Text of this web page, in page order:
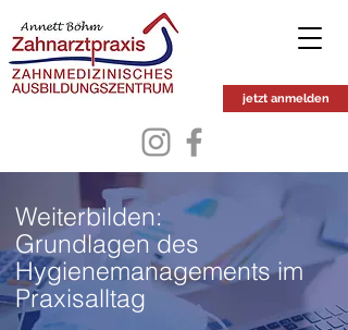
jetzt anmelden
Weiterbilden:
Grundlagen des
Hygienemanagements im
Praxisalltag